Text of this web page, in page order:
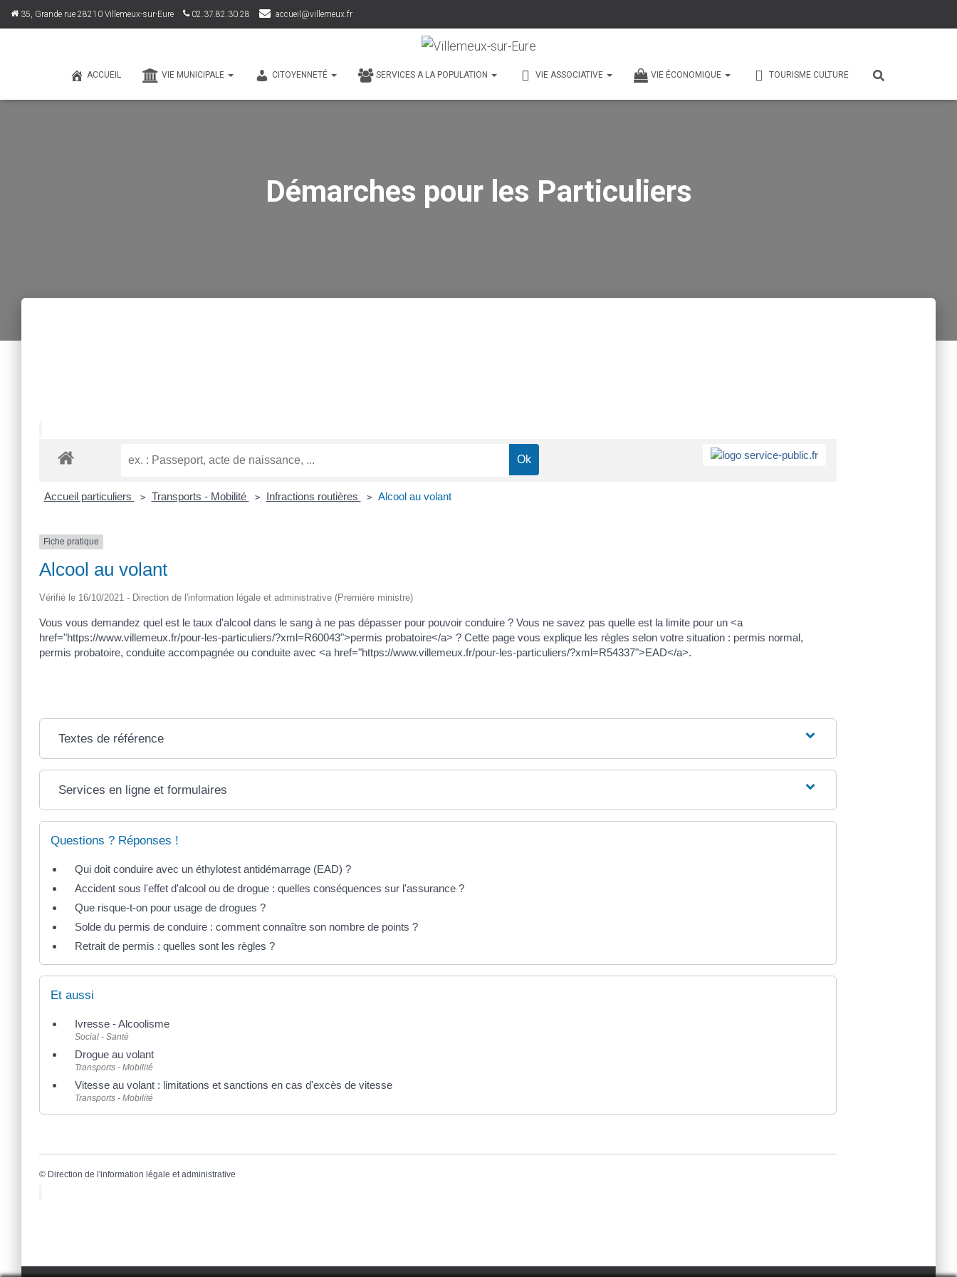
35, Grande rue 28210 Villemeux-sur-Eure 02.37.82.30.28 accueil@villemeux.fr
ACCUEIL VIE MUNICIPALE CITOYENNETÉ SERVICES A LA POPULATION VIE ASSOCIATIVE VIE ÉCONOMIQUE TOURISME CULTURE
Démarches pour les Particuliers
Accueil particuliers > Transports - Mobilité > Infractions routières > Alcool au volant
Fiche pratique
Alcool au volant
Vérifié le 16/10/2021 - Direction de l'information légale et administrative (Première ministre)
Vous vous demandez quel est le taux d'alcool dans le sang à ne pas dépasser pour pouvoir conduire ? Vous ne savez pas quelle est la limite pour un <a
href="https://www.villemeux.fr/pour-les-particuliers/?xml=R60043">permis probatoire</a> ? Cette page vous explique les règles selon votre situation : permis normal,
permis probatoire, conduite accompagnée ou conduite avec <a href="https://www.villemeux.fr/pour-les-particuliers/?xml=R54337">EAD</a>.
Textes de référence
Services en ligne et formulaires
Questions ? Réponses !
Qui doit conduire avec un éthylotest antidémarrage (EAD) ?
Accident sous l'effet d'alcool ou de drogue : quelles conséquences sur l'assurance ?
Que risque-t-on pour usage de drogues ?
Solde du permis de conduire : comment connaître son nombre de points ?
Retrait de permis : quelles sont les règles ?
Et aussi
Ivresse - Alcoolisme
Social - Santé
Drogue au volant
Transports - Mobilité
Vitesse au volant : limitations et sanctions en cas d'excès de vitesse
Transports - Mobilité
© Direction de l'information légale et administrative